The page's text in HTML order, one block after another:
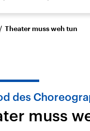
Wirtschaft
Musik
USA
/ Theater muss weh tun
des
muss